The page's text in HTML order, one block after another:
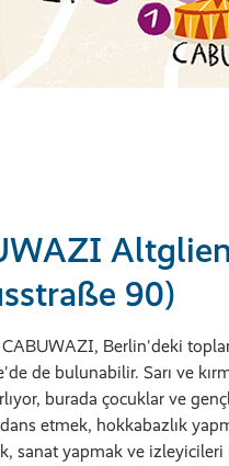
90)
Berlin'deki
de bulunabilir. Sarı ve
burada çocuklar ve
etmek, hokkabazlık
sanat yapmak ve